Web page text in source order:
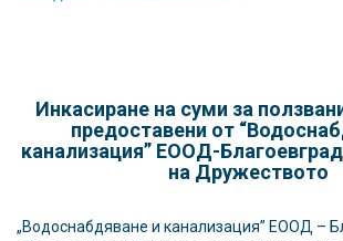
Инкасиране на суми за
предоставени от
канализация” ЕООД-
на Дружеството
„Водоснабдяване и канализация” ЕООД –